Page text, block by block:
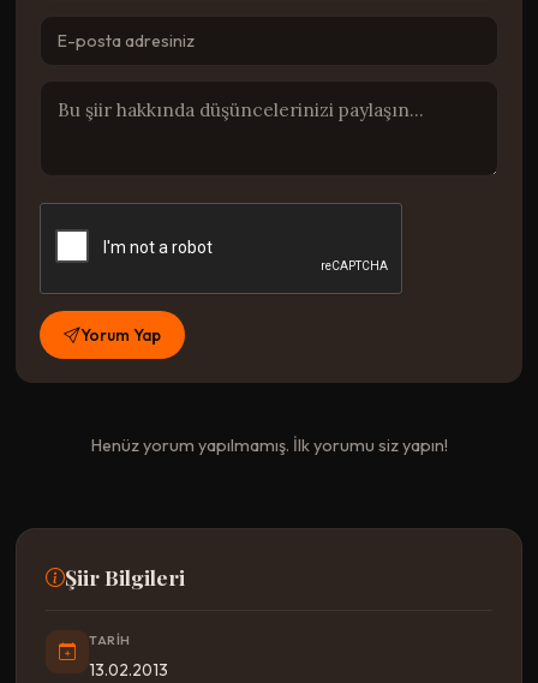
Yorum Yap
Henüz yorum yapılmamış. İlk yorumu siz yapın!
Şiir Bilgileri
TARIH
13.02.2013